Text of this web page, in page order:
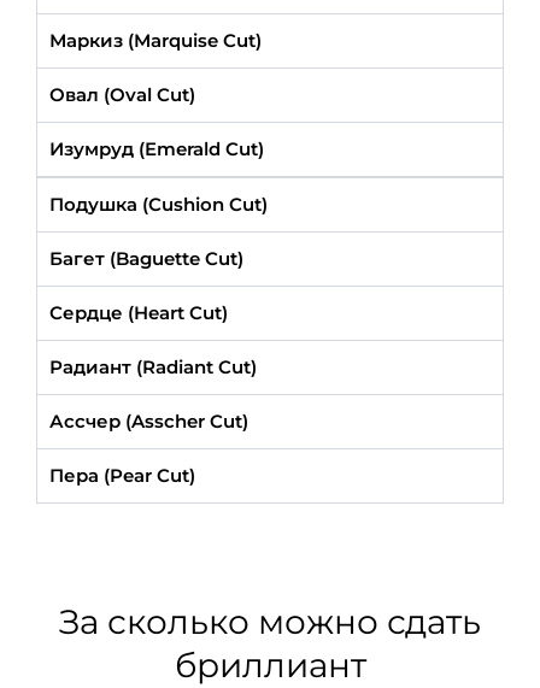
Маркиз (Marquise Cut)
Овал (Oval Cut)
Изумруд (Emerald Cut)
Подушка (Cushion Cut)
Багет (Baguette Cut)
Сердце (Heart Cut)
Радиант (Radiant Cut)
Ассчер (Asscher Cut)
Пера (Pear Cut)
За сколько можно сдать
бриллиант